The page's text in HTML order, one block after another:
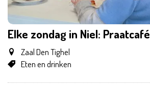
Elke zondag in Niel: Praatcafé
Zaal Den Tighel
Eten en drinken